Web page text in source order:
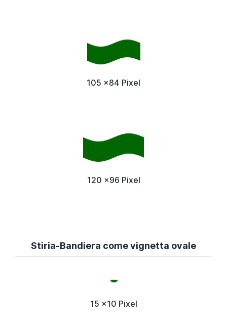
105 x84 Pixel
120 x96 Pixel
Stiria-Bandiera come vignetta ovale
15 x10 Pixel